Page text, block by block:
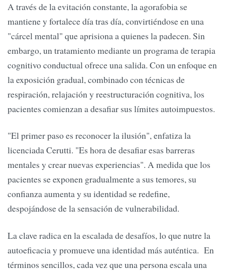
A través de la evitación constante, la agorafobia se
mantiene y fortalece día tras día, convirtiéndose en una
"cárcel mental" que aprisiona a quienes la padecen. Sin
embargo, un tratamiento mediante un programa de terapia
cognitivo conductual ofrece una salida. Con un enfoque en
la exposición gradual, combinado con técnicas de
respiración, relajación y reestructuración cognitiva, los
pacientes comienzan a desafiar sus límites autoimpuestos.
"El primer paso es reconocer la ilusión", enfatiza la
licenciada Cerutti. "Es hora de desafiar esas barreras
mentales y crear nuevas experiencias". A medida que los
pacientes se exponen gradualmente a sus temores, su
confianza aumenta y su identidad se redefine,
despojándose de la sensación de vulnerabilidad.
La clave radica en la escalada de desafíos, lo que nutre la
autoeficacia y promueve una identidad más auténtica. En
términos sencillos, cada vez que una persona escala una